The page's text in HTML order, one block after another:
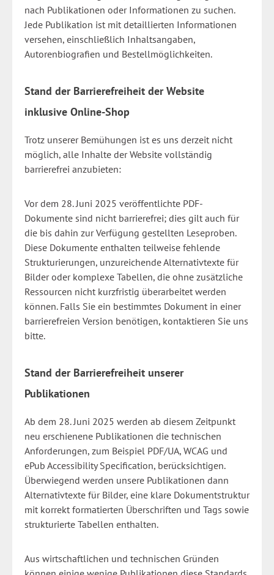
nach Publikationen oder Informationen zu suchen.
Jede Publikation ist mit detaillierten Informationen
versehen, einschließlich Inhaltsangaben,
Autorenbiografien und Bestellmöglichkeiten.
Stand der Barrierefreiheit der Website
inklusive Online-Shop
Trotz unserer Bemühungen ist es uns derzeit nicht
möglich, alle Inhalte der Website vollständig
barrierefrei anzubieten:
Vor dem 28. Juni 2025 veröffentlichte PDF-
Dokumente sind nicht barrierefrei; dies gilt auch für
die bis dahin zur Verfügung gestellten Leseproben.
Diese Dokumente enthalten teilweise fehlende
Strukturierungen, unzureichende Alternativtexte für
Bilder oder komplexe Tabellen, die ohne zusätzliche
Ressourcen nicht kurzfristig überarbeitet werden
können. Falls Sie ein bestimmtes Dokument in einer
barrierefreien Version benötigen, kontaktieren Sie uns
bitte.
Stand der Barrierefreiheit unserer
Publikationen
Ab dem 28. Juni 2025 werden ab diesem Zeitpunkt
neu erschienene Publikationen die technischen
Anforderungen, zum Beispiel PDF/UA, WCAG und
ePub Accessibility Specification, berücksichtigen.
Überwiegend werden unsere Publikationen dann
Alternativtexte für Bilder, eine klare Dokumentstruktur
mit korrekt formatierten Überschriften und Tags sowie
strukturierte Tabellen enthalten.
Aus wirtschaftlichen und technischen Gründen